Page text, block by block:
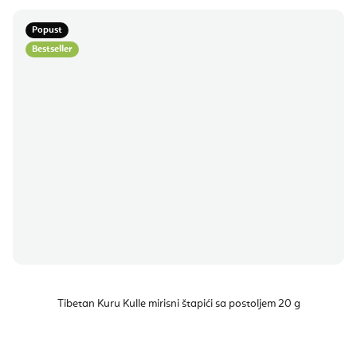
Popust
Bestseller
Tibetan Kuru Kulle mirisni štapići sa postoljem 20 g